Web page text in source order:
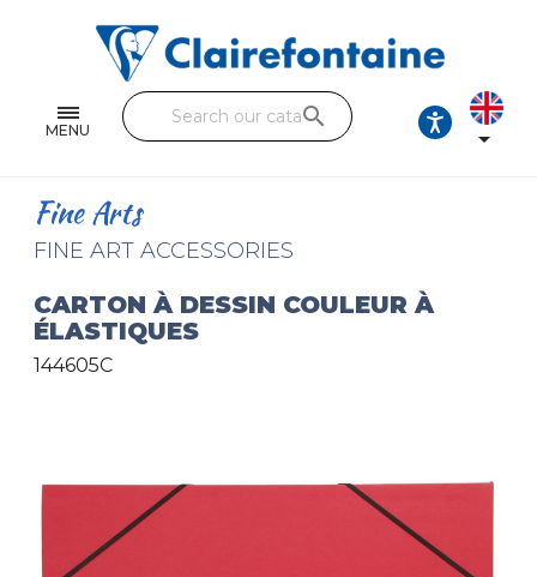
MENU
Single and double sheets
Fine arts
Handicraft
Wrapping papers
Pencil cases & Leather goods
search

Fine Arts
FINE ART ACCESSORIES
CARTON À DESSIN COULEUR À
ÉLASTIQUES
144605C